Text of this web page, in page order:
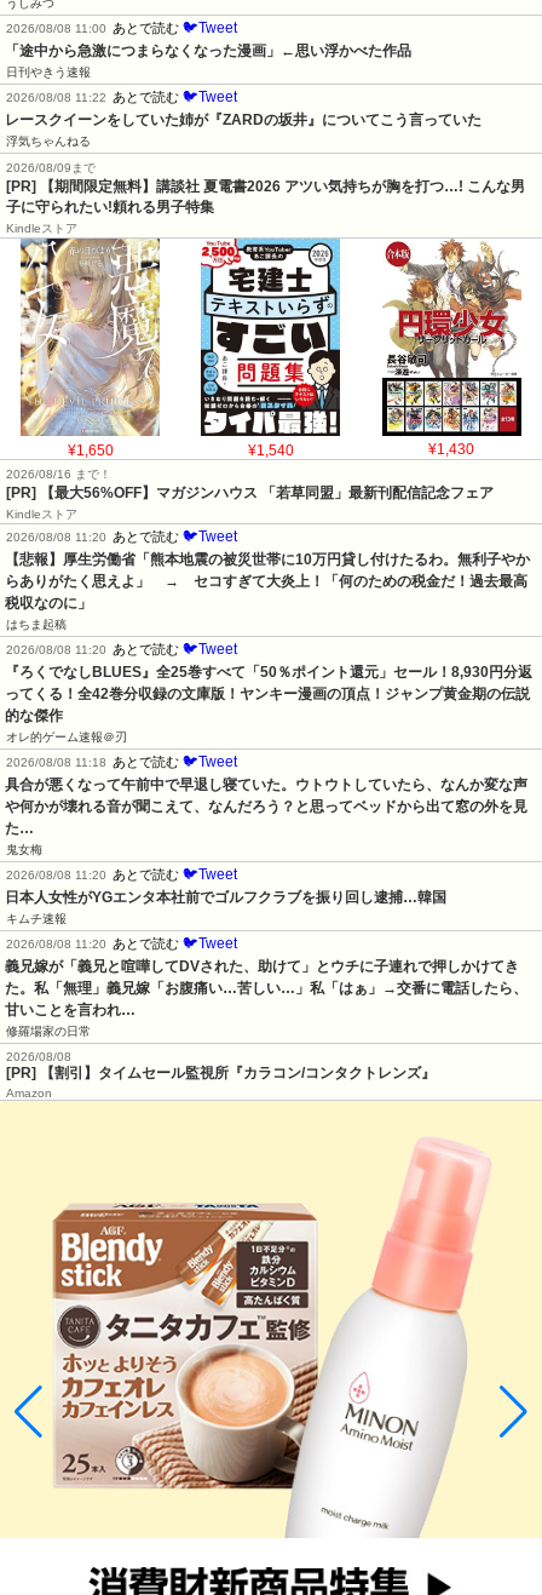
うしみつ
2026/08/08 11:00
あとで読む 🐦Tweet
「途中から急激につまらなくなった漫画」←思い浮かべた作品
日刊やきう速報
2026/08/08 11:22
あとで読む 🐦Tweet
レースクイーンをしていた姉が『ZARDの坂井』についてこう言っていた
浮気ちゃんねる
2026/08/09まで
[PR] 【期間限定無料】講談社 夏電書2026 アツい気持ちが胸を打つ…! こんな男
子に守られたい!頼れる男子特集
Kindleストア
¥1,650 ¥1,540 ¥1,430
2026/08/16 まで！
[PR] 【最大56%OFF】マガジンハウス 「若草同盟」最新刊配信記念フェア
Kindleストア
2026/08/08 11:20
あとで読む 🐦Tweet
【悲報】厚生労働省「熊本地震の被災世帯に10万円貸し付けたるわ。無利子やか
らありがたく思えよ」　→　セコすぎて大炎上！「何のための税金だ！過去最高
税収なのに」
はちま起稿
2026/08/08 11:20
あとで読む 🐦Tweet
『ろくでなしBLUES』全25巻すべて「50％ポイント還元」セール！8,930円分返
ってくる！全42巻分収録の文庫版！ヤンキー漫画の頂点！ジャンプ黄金期の伝説
的な傑作
オレ的ゲーム速報＠刃
2026/08/08 11:18
あとで読む 🐦Tweet
具合が悪くなって午前中で早退し寝ていた。ウトウトしていたら、なんか変な声
や何かが壊れる音が聞こえて、なんだろう？と思ってベッドから出て窓の外を見
た…
鬼女梅
2026/08/08 11:20
あとで読む 🐦Tweet
日本人女性がYGエンタ本社前でゴルフクラブを振り回し逮捕…韓国
キムチ速報
2026/08/08 11:20
あとで読む 🐦Tweet
義兄嫁が「義兄と喧嘩してDVされた、助けて」とウチに子連れで押しかけてき
た。私「無理」義兄嫁「お腹痛い…苦しい…」私「はぁ」→交番に電話したら、
甘いことを言われ…
修羅場家の日常
2026/08/08
[PR] 【割引】タイムセール監視所『カラコン/コンタクトレンズ』
Amazon